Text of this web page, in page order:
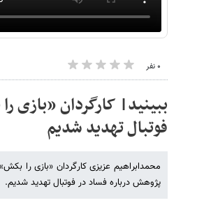
۰ نفر
ببینید| کارگردان «بازی
فوتبال تهدید شدیم
محمدابراهیم عزیزی کارگردان «بازی را
پژوهش درباره فساد در فوتبال تهدید شدیم.